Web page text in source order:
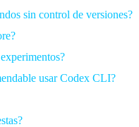
sin control de versiones?
usar Codex CLI?